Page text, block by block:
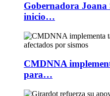
Gobernadora Joana
inicio…
CMDNNA
para…